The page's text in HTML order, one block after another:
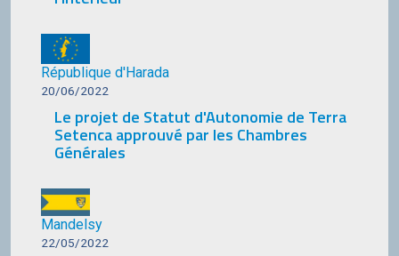
République d'Harada
20/06/2022
Le projet de Statut d'Autonomie de Terra
Setenca approuvé par les Chambres
Générales
Mandelsy
22/05/2022